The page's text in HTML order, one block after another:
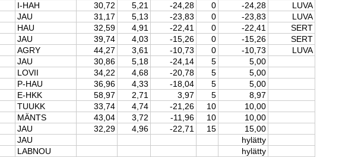
I-HAH 30,72 5,21 -24,28 0 -24,28
LUVA
JAU 31,17 5,13 -23,83 0 -23,83
LUVA
HAU 32,59 4,91 -22,41 0 -22,41
SERT
JAU 39,74 4,03 -15,26 0 -15,26
SERT
AGRY 44,27 3,61 -10,73 0 -10,73
LUVA
JAU 30,86 5,18 -24,14 5
5,00
LOVII 34,22 4,68 -20,78 5
5,00
P-HAU 36,96 4,33 -18,04 5
5,00
E-HKK 58,97 2,71 3,97 5
8,97
TUUKK 33,74 4,74 -21,26 10
10,00
MÄNTS 43,04 3,72 -11,96 10
10,00
JAU 32,29 4,96 -22,71 15
15,00
JAU
hylätty
LABNOU
hylätty